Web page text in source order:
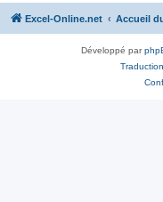
Excel-Online.net Accueil
Développé par